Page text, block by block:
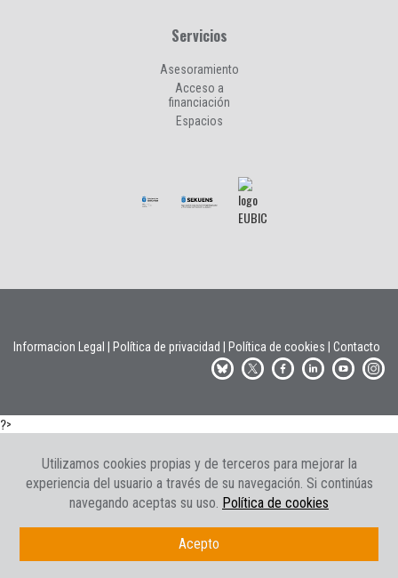
Servicios
Asesoramiento
Acceso a
financiación
Espacios
Informacion Legal | Política de privacidad | Política de cookies | Contacto
?>
Utilizamos cookies propias y de terceros para mejorar la
experiencia del usuario a través de su navegación. Si continúas
navegando aceptas su uso. Política de cookies
Acepto